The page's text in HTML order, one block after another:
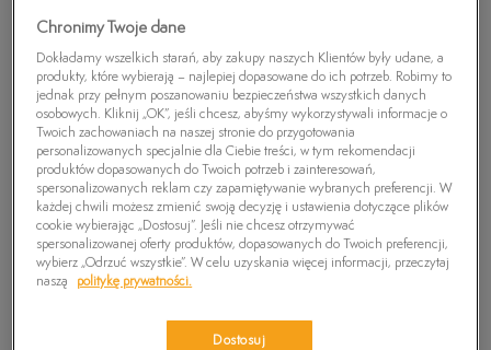
Chronimy Twoje dane
Dokładamy wszelkich starań, aby zakupy naszych Klientów były udane, a
produkty, które wybierają – najlepiej dopasowane do ich potrzeb. Robimy to
jednak przy pełnym poszanowaniu bezpieczeństwa wszystkich danych
osobowych. Kliknij „OK”, jeśli chcesz, abyśmy wykorzystywali informacje o
Twoich zachowaniach na naszej stronie do przygotowania
personalizowanych specjalnie dla Ciebie treści, w tym rekomendacji
produktów dopasowanych do Twoich potrzeb i zainteresowań,
spersonalizowanych reklam czy zapamiętywanie wybranych preferencji. W
każdej chwili możesz zmienić swoją decyzję i ustawienia dotyczące plików
cookie wybierając „Dostosuj”. Jeśli nie chcesz otrzymywać
spersonalizowanej oferty produktów, dopasowanych do Twoich preferencji,
wybierz „Odrzuć wszystkie”. W celu uzyskania więcej informacji, przeczytaj
naszą
politykę prywatności.
Dostosuj